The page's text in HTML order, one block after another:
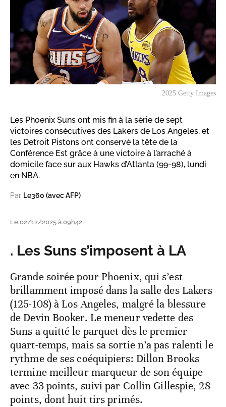
2025 Getty Images
Les Phoenix Suns ont mis fin à la série de sept
victoires consécutives des Lakers de Los Angeles, et
les Detroit Pistons ont conservé la tête de la
Conférence Est grâce à une victoire à l’arraché à
domicile face sur aux Hawks d’Atlanta (99-98), lundi
en NBA.
Par Le360 (avec AFP)
Le 02/12/2025 à 09h42
. Les Suns s’imposent à LA
Grande soirée pour Phoenix, qui s’est
brillamment imposé dans la salle des Lakers
(125-108) à Los Angeles, malgré la blessure
de Devin Booker. Le meneur vedette des
Suns a quitté le parquet dès le premier
quart-temps, mais sa sortie n’a pas ralenti le
rythme de ses coéquipiers: Dillon Brooks
termine meilleur marqueur de son équipe
avec 33 points, suivi par Collin Gillespie, 28
points, dont huit tirs primés.